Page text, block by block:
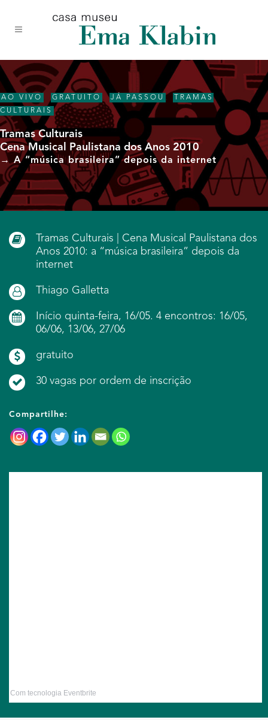
conteúdo
navegação
site
AO VIVO , GRATUITO ,JÁ PASSOU ,
TRAMAS
CULTURAIS
Tramas Culturais
Cena Musical Paulistana dos Anos 2010
→ A “música brasileira” depois da internet
Tramas Culturais | Cena Musical Paulistana dos
Anos 2010: a “música brasileira” depois da
internet
Thiago Galletta
Início quinta-feira, 16/05. 4 encontros: 16/05,
06/06, 13/06, 27/06
gratuito
30 vagas por ordem de inscrição
Compartilhe:
Com tecnologia Eventbrite